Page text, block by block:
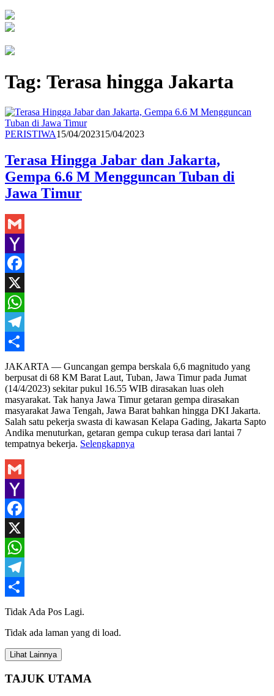
Tag: Terasa hingga Jakarta
PERISTIWARedaksi
15/04/202315/04/2023
Terasa Hingga Jabar dan Jakarta,
Gempa 6.6 M Mengguncan Tuban di
Jawa Timur
Gmail
Yahoo
Mail
Facebook
X
WhatsApp
Telegram
Share
JAKARTA — Guncangan gempa berskala 6,6 magnitudo yang
berpusat di 68 KM Barat Laut, Tuban, Jawa Timur pada Jumat
(14/4/2023) sekitar pukul 16.55 WIB dirasakan luas oleh
masyarakat. Tak hanya Jawa Timur getaran gempa dirasakan
masyarakat Jawa Tengah, Jawa Barat bahkan hingga DKI Jakarta.
Salah satu pekerja swasta di kawasan Kelapa Gading, Jakarta Sapto
Andika menuturkan, getaran gempa cukup terasa dari lantai 7
tempatnya bekerja. Selengkapnya
Gmail
Yahoo
Mail
Facebook
X
WhatsApp
Telegram
Share
Tidak Ada Pos Lagi.
Tidak ada laman yang di load.
Lihat Lainnya
TAJUK UTAMA